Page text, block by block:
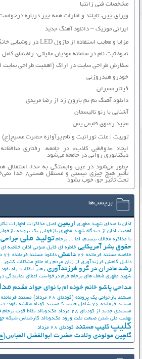
مشخصات فنی زانتیا
ویزای چین، تایلند و امارات همه چیز درباره
ایرانی موزیک – دانلود آهنگ جدید
مزایا و معایب استفاده از ماژول LED در روشنایی خانگی
نحوه ثبت نام در سامانه مودیان مالیاتی: راهنمای
سفارش طراحی سایت در اراک (اهمیت طراحی سایت
خودرو هیدروژنی
فیلتر ممبران
دانلود آهنگ نم نم بارون زد از رضا مریدی
آشنایی با رنو تالیسمان
مجید رضوی قلبمی پس
توییت | علت نورانیت و نام پرآوازه حضرت مسیح(ع)
ایجاد «دوقطبی کاذب» در جامعه، رفتاری
دیکتاتوری روانی در جامعه می‌شود
چطور می‌شود در عین وابستگی به خدا، استقلال
تأثیر هیچ چیزی نیستی و مستقل هستی/ خدا
تحت تأثیر جوّ، خوب بشود
برچسب‌ها
اذان با صدای شهید مطهری اربعین اصل مذاکرات اظهارات
اهمیت اذان از دیدگاه شهید مطهری بازخوانی یک پرونده
با مذاکره مخالف نیستم، اما ... برجام تولید ملی جراحی
حقوق بشر آمریکایی خاطره ای فایل صوتی اذان خلاصه
خلاصه مستند فرمانده 76
داعش دانلود مستند فرمانده 76
دلایل کاهش فرزندآوری از زبان مردم راه علاج مشکلات کشور
رشد مادران در گرو فرزندآوری رهبر انقلاب: راه
شهید مطهری ضعف های برجام فرم درخواست اعطای نمایندگی
مداحی پاشو خانم خونه ام با نوای جواد مقدم
مستند بازخوانی یک پرونده (کودتای 28 مرداد)
مستند فرمانده 76
مستند فرمانده 76 شامل چیست؟
مستند کوتاه «نقشه نفوذ؛
مستندی جدید از کودتای 28 مرداد
مک‌دونالد نقاط قوت برجام
نهضت ملي شدن صنعت نفت ورود مک‌دونالد کارشناس شبکه
کلیپ کلیپ مستند کودتای 28 مرداد
گلچین مولودی ولادت حضرت ابوالفضل